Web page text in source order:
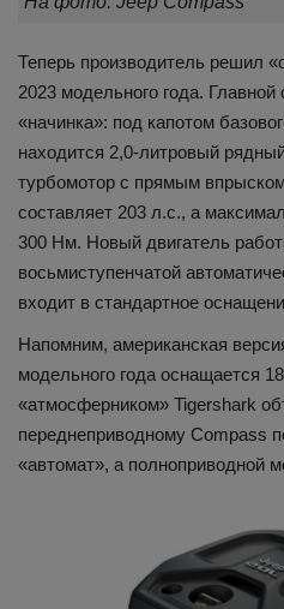
Теперь производитель решил
2023 модельного года. Главной
«начинка»: под капотом
находится 2,0-литровый
турбомотор с прямым
составляет 203 л.с., а
300 Нм. Новый двигатель
восьмиступенчатой
входит в стандартное
Напомним, американская
модельного года оснащается
«атмосферником» Tigershark
переднеприводному Compass
«автомат», а полноприводной